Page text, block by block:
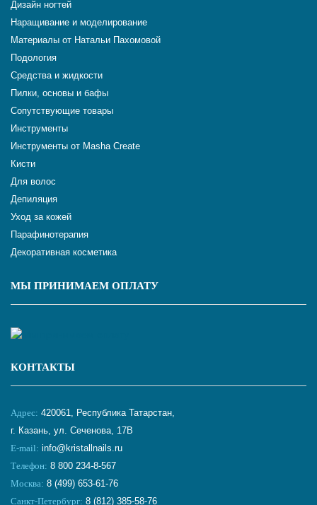
Дизайн ногтей
Наращивание и моделирование
Материалы от Натальи Пахомовой
Подология
Средства и жидкости
Пилки, основы и бафы
Сопутствующие товары
Инструменты
Инструменты от Masha Create
Кисти
Для волос
Депиляция
Уход за кожей
Парафинотерапия
Декоративная косметика
МЫ ПРИНИМАЕМ ОПЛАТУ
КОНТАКТЫ
Адрес: 420061, Республика Татарстан,
г. Казань, ул. Сеченова, 17В
E-mail: info@kristallnails.ru
Телефон: 8 800 234-8-567
Москва: 8 (499) 653-61-76
Санкт-Петербург: 8 (812) 385-58-76